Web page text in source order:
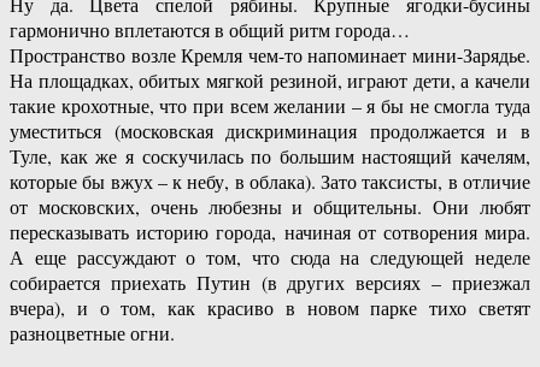
гармонично вплетаются в общий ритм города…
Пространство возле Кремля чем-то напоминает мини-Зарядье.
На площадках, обитых мягкой резиной, играют дети, а качели
такие крохотные, что при всем желании – я бы не смогла туда
уместиться (московская дискриминация продолжается и в
Туле, как же я соскучилась по большим настоящий качелям,
которые бы вжух – к небу, в облака). Зато таксисты, в отличие
от московских, очень любезны и общительны. Они любят
пересказывать историю города, начиная от сотворения мира.
А еще рассуждают о том, что сюда на следующей неделе
собирается приехать Путин (в других версиях – приезжал
вчера), и о том, как красиво в новом парке тихо светят
разноцветные огни.